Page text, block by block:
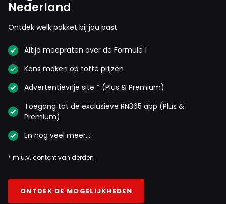
Nederland
Ontdek welk pakket bij jou past
Altijd meepraten over de Formule 1
Kans maken op toffe prijzen
Advertentievrije site * (Plus & Premium)
Toegang tot de exclusieve RN365 app (Plus &
Premium)
En nog veel meer…
* m.u.v. content van derden
ONTDEK DE MOGELIJKHEDEN